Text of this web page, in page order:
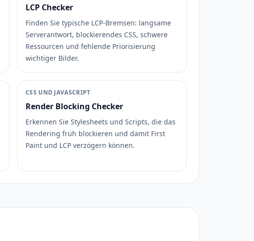
LCP Checker
Finden Sie typische LCP-Bremsen: langsame
Serverantwort, blockierendes CSS, schwere
Ressourcen und fehlende Priorisierung
wichtiger Bilder.
CSS UND JAVASCRIPT
Render Blocking Checker
Erkennen Sie Stylesheets und Scripts, die das
Rendering früh blockieren und damit First
Paint und LCP verzögern können.